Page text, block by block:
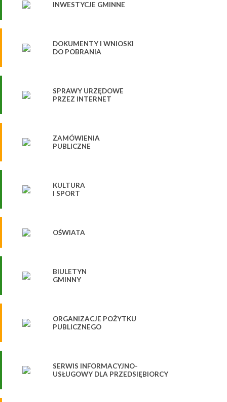
INWESTYCJE GMINNE
DOKUMENTY I WNIOSKI
DO POBRANIA
SPRAWY URZĘDOWE
PRZEZ INTERNET
ZAMÓWIENIA
PUBLICZNE
KULTURA
I SPORT
OŚWIATA
BIULETYN
GMINNY
ORGANIZACJE POŻYTKU
PUBLICZNEGO
SERWIS INFORMACYJNO-
USŁUGOWY DLA PRZEDSIĘBIORCY